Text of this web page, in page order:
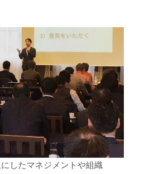
したマネジメントや組織